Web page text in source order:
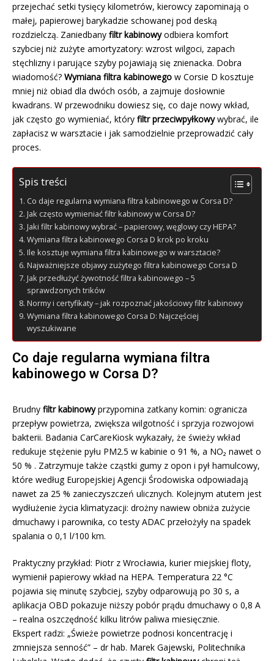
przejechać setki tysięcy kilometrów, kierowcy zapominają o
małej, papierowej barykadzie schowanej pod deską
rozdzielczą. Zaniedbany filtr kabinowyodbiera komfort
szybciej niż zużyte amortyzatory: wzrost wilgoci, zapach
stęchlizny i parujące szyby pojawiają się znienacka. Dobra
wiadomość? Wymiana filtra kabinowego w Corsie D kosztuje
mniej niż obiad dla dwóch osób, a zajmuje dosłownie
kwadrans. W przewodniku dowiesz się, co daje nowy wkład,
jak często go wymieniać, który filtr przeciwpyłkowywybrać, ile
zapłacisz w warsztacie i jak samodzielnie przeprowadzić cały
proces.
Spis treści
Co daje regularna wymiana filtra kabinowego w Corsa D?
Jak często wymieniać filtr kabinowy w Corsa D?
Jaki filtr kabinowy wybrać – papierowy, węglowy czy HEPA?
Wymiana filtra kabinowego Corsa D krok po kroku
Ile kosztuje wymiana filtra kabinowego w warsztacie?
Najważniejsze objawy zużytego filtra kabinowego Corsa D
Jak przedłużyć żywotność filtra kabinowego – 5
sprawdzonych trików
Normy i certyfikaty – jak rozpoznać jakościowy filtr kabinowy
Wymiana filtra kabinowego Corsa D: Najczęściej
wyszukiwane
Co daje regularna wymiana filtra
kabinowego w Corsa D?
Brudny filtr kabinowyprzypomina zatkany komin: ogranicza
przepływ powietrza, zwiększa wilgotność i sprzyja rozwojowi
bakterii. Badania CarCareKiosk wykazały, że świeży wkład
redukuje stężenie pyłu PM2.5 w kabinie o 91 %, a NO₂ nawet o
50 % . Zatrzymuje także cząstki gumy z opon i pył hamulcowy,
które według Europejskiej Agencji Środowiska odpowiadają
nawet za 25 % zanieczyszczeń ulicznych. Kolejnym atutem jest
wydłużenie życia klimatyzacji: drożny nawiew obniża zużycie
dmuchawy i parownika, co testy ADAC przełożyły na spadek
spalania o 0,1 l/100 km.
Praktyczny przykład: Piotr z Wrocławia, kurier miejskiej floty,
wymienił papierowy wkład na HEPA. Temperatura 22 °C
pojawia się minutę szybciej, szyby odparowują po 30 s, a
aplikacja OBD pokazuje niższy pobór prądu dmuchawy o 0,8 A
– realna oszczędność kilku litrów paliwa miesięcznie.
Ekspert radzi: „Świeże powietrze podnosi koncentrację i
zmniejsza senność” – dr hab. Marek Gajewski, Politechnika